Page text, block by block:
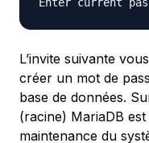
L’invite suivante
créer un mot de
base de données.
(racine) MariaDB
maintenance du